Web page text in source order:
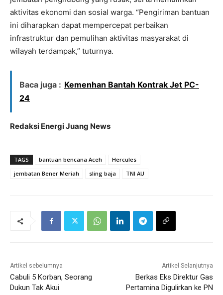
aktivitas ekonomi dan sosial warga. “Pengiriman bantuan
ini diharapkan dapat mempercepat perbaikan
infrastruktur dan pemulihan aktivitas masyarakat di
wilayah terdampak,” tuturnya.
Baca juga : Kemenhan Bantah Kontrak Jet PC-
24
Redaksi Energi Juang News
TAGS bantuan bencana Aceh
Hercules
jembatan Bener Meriah
sling baja TNI AU
Artikel sebelumnya
Cabuli 5 Korban, Seorang
Dukun Tak Akui
Artikel Selanjutnya
Berkas Eks Direktur Gas
Pertamina Digulirkan ke PN